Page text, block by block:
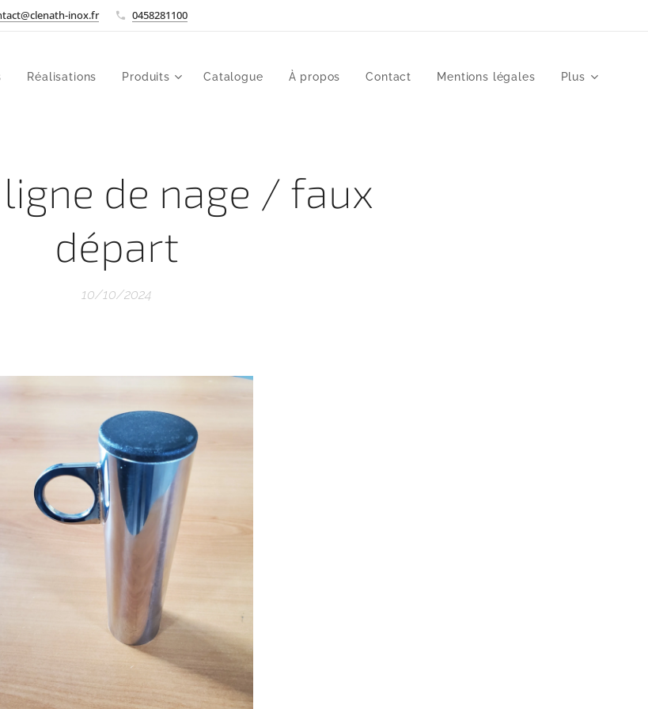
inox.fr 0458281100
Réalisations Produits Catalogue À propos Contact Mentions légales Plus
de nage / faux
départ
10/10/2024